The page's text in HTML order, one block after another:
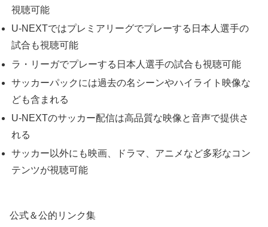
視聴可能
U-NEXTではプレミアリーグでプレーする日本人選手の
試合も視聴可能
ラ・リーガでプレーする日本人選手の試合も視聴可能
サッカーパックには過去の名シーンやハイライト映像な
ども含まれる
U-NEXTのサッカー配信は高品質な映像と音声で提供さ
れる
サッカー以外にも映画、ドラマ、アニメなど多彩なコン
テンツが視聴可能
公式＆公的リンク集